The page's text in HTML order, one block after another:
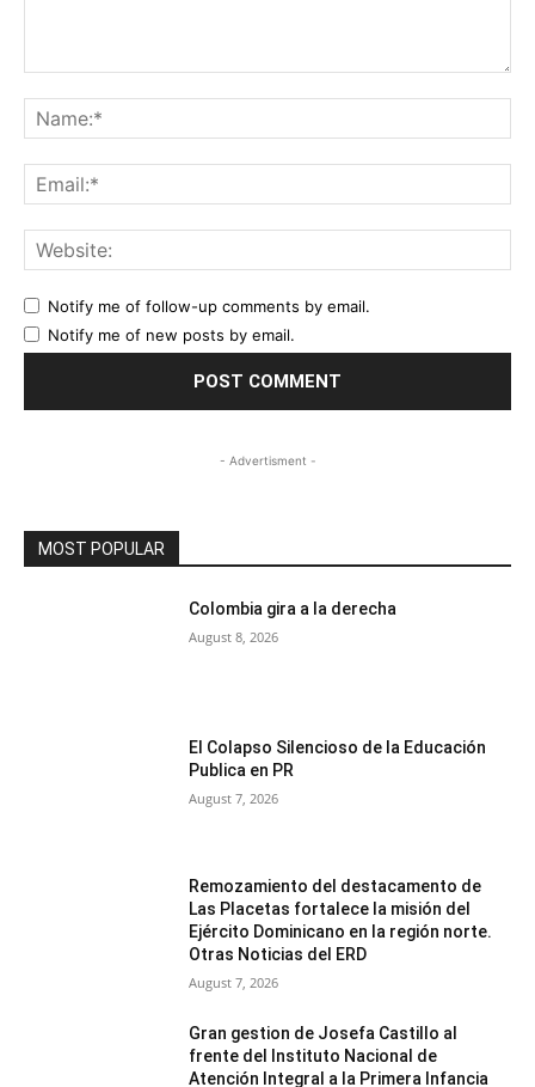
Notify me of follow-up comments by email.
Notify me of new posts by email.
- Advertisment -
MOST POPULAR
Colombia gira a la derecha
August 8, 2026
El Colapso Silencioso de la Educación
Publica en PR
August 7, 2026
Remozamiento del destacamento de
Las Placetas fortalece la misión del
Ejército Dominicano en la región norte.
Otras Noticias del ERD
August 7, 2026
Gran gestion de Josefa Castillo al
frente del Instituto Nacional de
Atención Integral a la Primera Infancia